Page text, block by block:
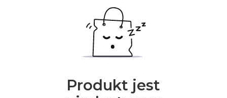
Produkt jest